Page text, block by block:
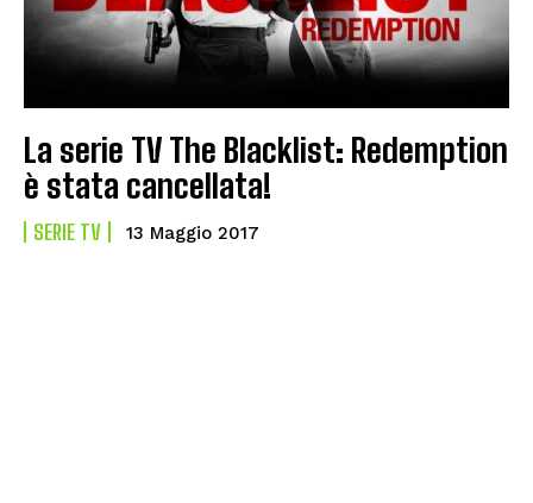
La serie TV The Blacklist: Redemption
è stata cancellata!
SERIE TV 13 Maggio 2017